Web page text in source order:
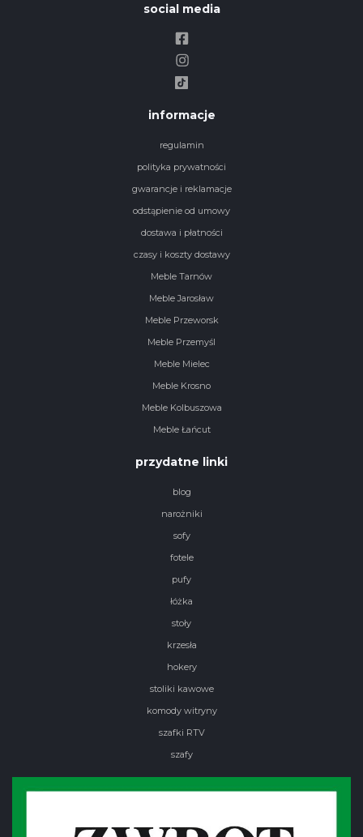
social media
informacje
regulamin
polityka prywatności
gwarancje i reklamacje
odstąpienie od umowy
dostawa i płatności
czasy i koszty dostawy
Meble Tarnów
Meble Jarosław
Meble Przeworsk
Meble Przemyśl
Meble Mielec
Meble Krosno
Meble Kolbuszowa
Meble Łańcut
przydatne linki
blog
narożniki
sofy
fotele
pufy
łóżka
stoły
krzesła
hokery
stoliki kawowe
komody witryny
szafki RTV
szafy